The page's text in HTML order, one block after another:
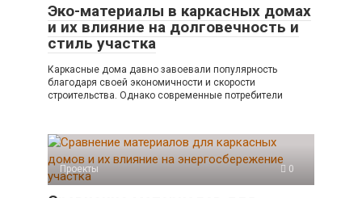
Эко-материалы в каркасных домах
и их влияние на долговечность и
стиль участка
Каркасные дома давно завоевали популярность
благодаря своей экономичности и скорости
строительства. Однако современные потребители
Проекты 0